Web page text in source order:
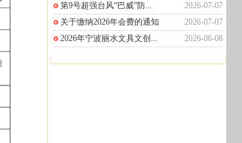
2026-07-07
第9号超强台风“巴威”防...
2026-07-07
关于缴纳2026年会费的通知
2026-06-08
2026年宁波丽水文具文创...